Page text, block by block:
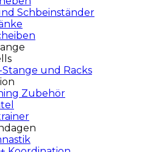
Schbeinständer
und Racks
Zubehör